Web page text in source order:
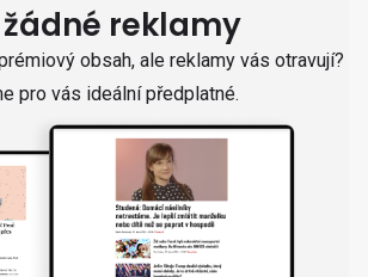
žádné reklamy
obsah, ale reklamy vás otravují?
pro vás ideální předplatné.